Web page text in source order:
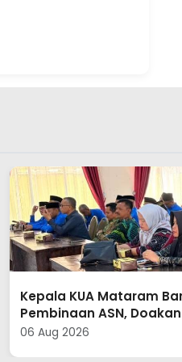
Amanda Wijaya dan
Resmi Melangsungkan
Nikah di Desa Taman
06 Aug 2026